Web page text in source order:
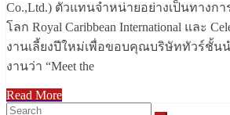
Co.,Ltd.) ตัวแทนจำหน่ายอย่างเป็นทางก
โลก Royal Caribbean International และ
งานเลี้ยงปีใหม่เพื่อขอบคุณบริษัททัวร์ชั้น
งานว่า “Meet the
Read More